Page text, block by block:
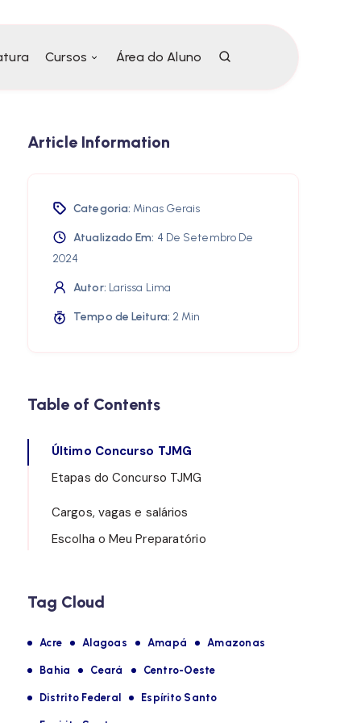
Cursos Área do Aluno
Article Information
Categoria: Minas Gerais
Atualizado Em: 4 De Setembro De
2024
Autor: Larissa Lima
Tempo de Leitura: 2 Min
Table of Contents
Último Concurso TJMG
Etapas do Concurso TJMG
Cargos, vagas e salários
Escolha o Meu Preparatório
Tag Cloud
Acre Alagoas Amapá Amazonas
Bahia Ceará Centro-Oeste
Distrito Federal Espírito Santo